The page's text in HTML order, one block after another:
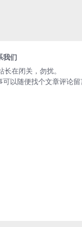
我们
在闭关，勿扰。
可以随便找个文章评论